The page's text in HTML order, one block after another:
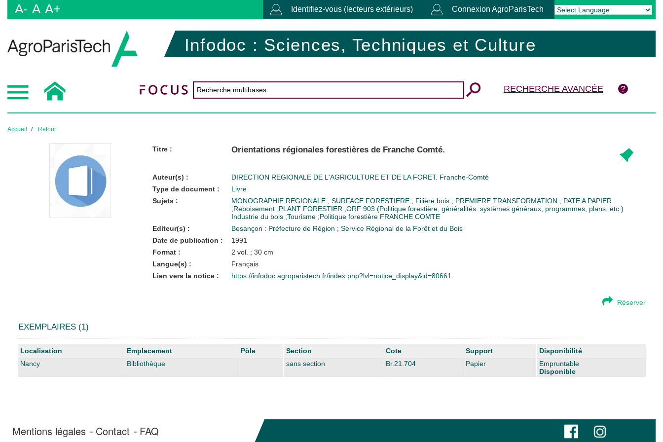
A- A A+ Identifiez-vous (lecteurs extérieurs) Connexion AgroParisTech
Powered by Translate
Infodoc : Sciences, Techniques et Culture
RECHERCHE AVANCÉE
Accueil Retour
Titre : Orientations régionales forestières de Franche Comté.
Auteur(s) :
DIRECTION REGIONALE DE L'AGRICULTURE ET DE LA FORET. Franche-Comté
Type de document :
Livre
Sujets :
MONOGRAPHIE REGIONALE ; SURFACE FORESTIERE ; Filière bois ; PREMIERE TRANSFORMATION ; PATE A PAPIER
;Reboisement ;PLANT FORESTIER ;ORF 903 (Politique forestière, généralités: systèmes généraux, programmes, plans, etc.)
Industrie du bois ;Tourisme ;Politique forestière FRANCHE COMTE
Editeur(s) :
Besançon : Préfecture de Région ; Service Régional de la Forêt et du Bois
Date de publication :
1991
Format :
2 vol. ; 30 cm
Langue(s) :
Français
Lien vers la notice :
https://infodoc.agroparistech.fr/index.php?lvl=notice_display&id=80661
Réserver
EXEMPLAIRES (1)
Liste des exemplaires
Localisation Emplacement Pôle Section Cote Support
Disponibilité
Nancy
Bibliothèque sans section Br.21.704 Papier
Empruntable
Disponible
Mentions légales Contact FAQ